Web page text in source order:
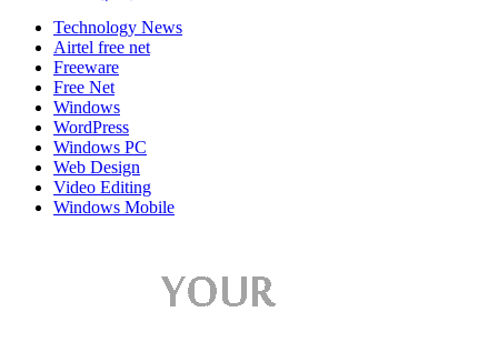
Technology News
Airtel free net
Freeware
Free Net
Windows
WordPress
Windows PC
Web Design
Video Editing
Windows Mobile